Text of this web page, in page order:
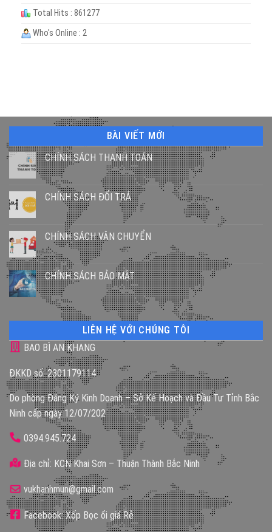
Total Hits : 861277
Who's Online : 2
BÀI VIẾT MỚI
CHÍNH SÁCH THANH TOÁN
CHÍNH SÁCH ĐỔI TRẢ
CHÍNH SÁCH VẬN CHUYỂN
CHÍNH SÁCH BẢO MẬT
LIÊN HỆ VỚI CHÚNG TÔI
BAO BÌ AN KHANG
ĐKKD số: 2301179114
Do phòng Đăng Ký Kinh Doanh – Sở Kế Hoạch và Đầu Tư Tỉnh Bắc
Ninh cấp ngày 12/07/202
0394.945.724
Địa chỉ: KCN Khai Sơn – Thuận Thành Bắc Ninh
vukhanhmun@gmail.com
Facebook: Xốp Bọc ổi giá Rẻ